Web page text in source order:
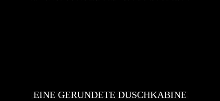
EINE GERUNDETE DUSCHKABINE